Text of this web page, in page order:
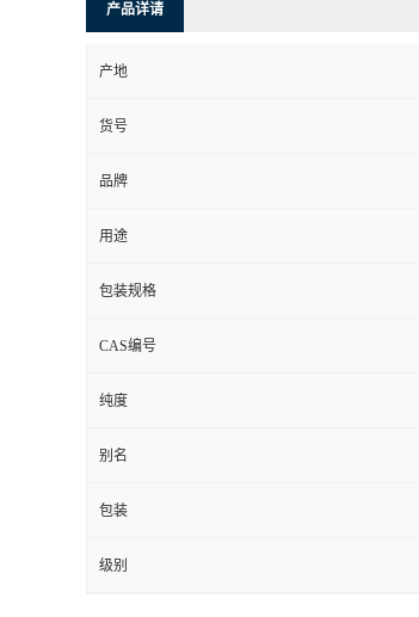
产品详请
产地
货号
品牌
用途
包装规格
CAS编号
纯度
别名
包装
级别